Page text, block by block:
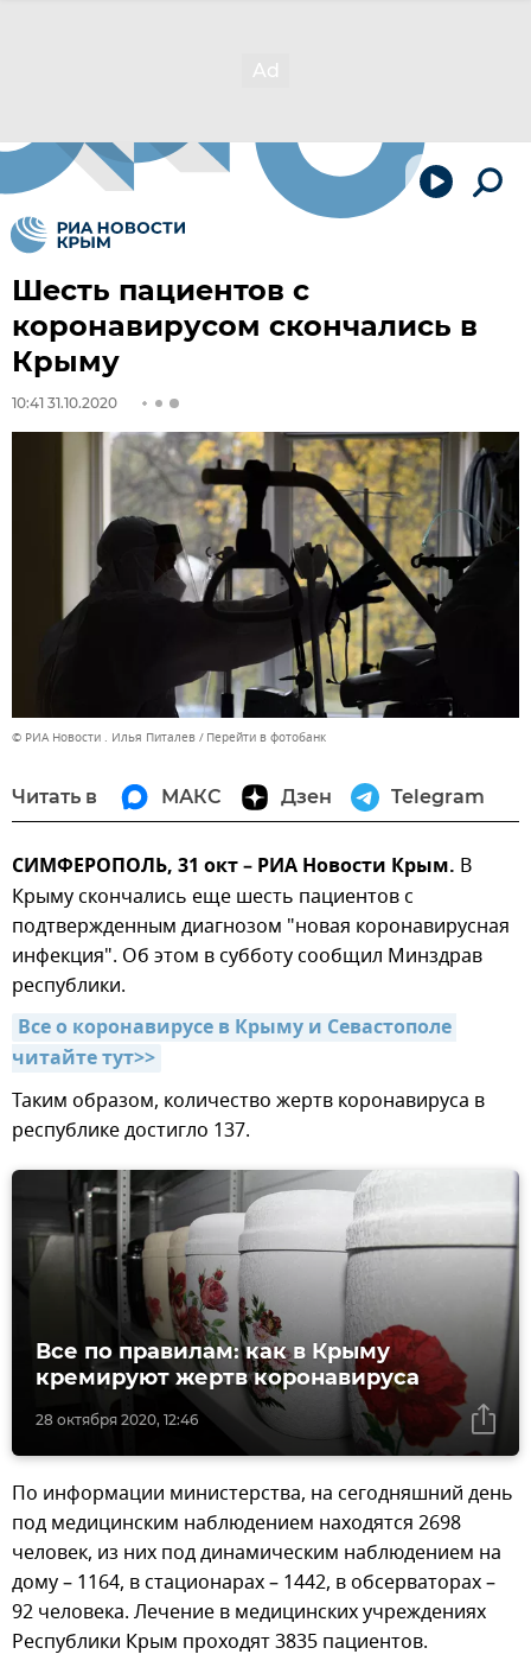
Шесть пациентов с
коронавирусом скончались в
Крыму
10:41 31.10.2020
© РИА Новости . Илья Питалев Перейти в фотобанк
Читать в МАКС Дзен Telegram
СИМФЕРОПОЛЬ, 31 окт – РИА Новости Крым. В
Крыму скончались еще шесть пациентов с
подтвержденным диагнозом "новая коронавирусная
инфекция". Об этом в субботу сообщил Минздрав
республики.
Все о коронавирусе в Крыму и Севастополе
читайте тут>>
Таким образом, количество жертв коронавируса в
республике достигло 137.
28 октября 2020, 12:46
Все по правилам: как в Крыму
кремируют жертв коронавируса
По информации министерства, на сегодняшний день
под медицинским наблюдением находятся 2698
человек, из них под динамическим наблюдением на
дому – 1164, в стационарах – 1442, в обсерваторах –
92 человека. Лечение в медицинских учреждениях
Республики Крым проходят 3835 пациентов.